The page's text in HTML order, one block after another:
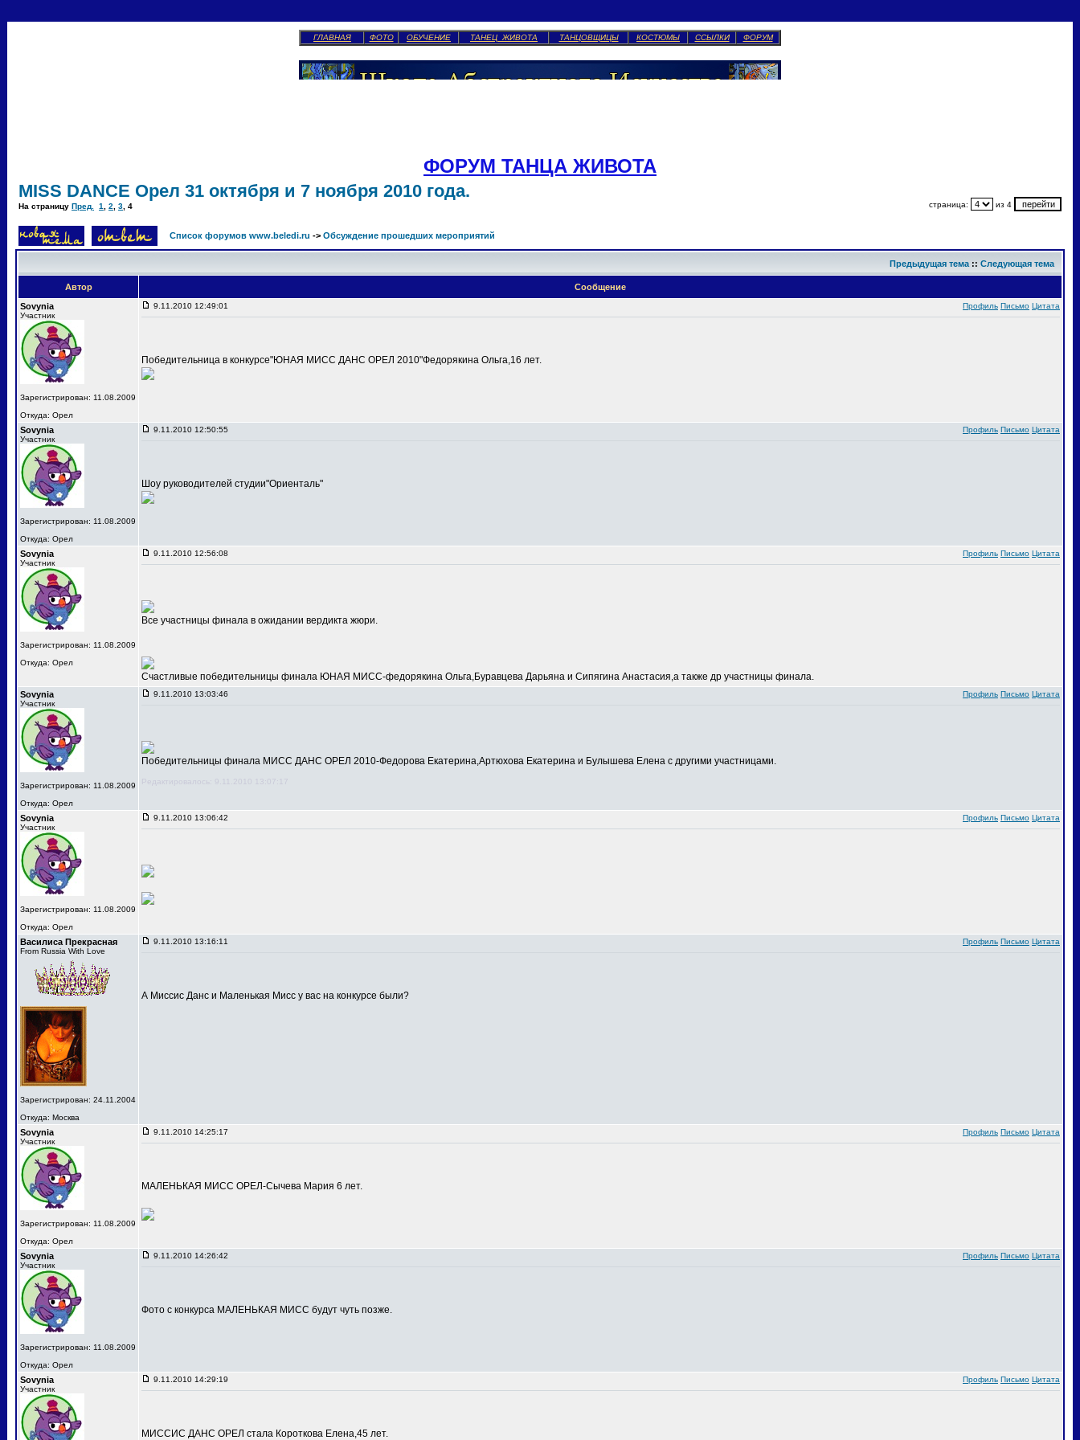
ГЛАВНАЯ ФОТО ОБУЧЕНИЕ ТАНЕЦ ЖИВОТА ТАНЦОВЩИЦЫ КОСТЮМЫ ССЫЛКИ ФОРУМ
ФОРУМ ТАНЦА ЖИВОТА
MISS DANCE Орел 31 октября и 7 ноября 2010 года.
На страницу Пред. 1 2 3 4 страница: из 4
Список форумов www.beledi.ru -> Обсуждение прошедших мероприятий
Предыдущая тема :: Следующая тема
Автор
Сообщение
Sovynia
Участник
Зарегистрирован: 11.08.2009
Откуда: Орел
9.11.2010 12:49:01 Профиль Письмо Цитата
Победительница в конкурсе"ЮНАЯ МИСС ДАНС ОРЕЛ 2010"Федорякина Ольга,16 лет.
Sovynia
Участник
Зарегистрирован: 11.08.2009
Откуда: Орел
9.11.2010 12:50:55 Профиль Письмо Цитата
Шоу руководителей студии"Ориенталь"
Sovynia
Участник
Зарегистрирован: 11.08.2009
Откуда: Орел
9.11.2010 12:56:08 Профиль Письмо Цитата
Все участницы финала в ожидании вердикта жюри.
Счастливые победительницы финала ЮНАЯ МИСС-федорякина Ольга,Буравцева Дарьяна и Сипягина Анастасия,а также др участницы финала.
Sovynia
Участник
Зарегистрирован: 11.08.2009
Откуда: Орел
9.11.2010 13:03:46 Профиль Письмо Цитата
Победительницы финала МИСС ДАНС ОРЕЛ 2010-Федорова Екатерина,Артюхова Екатерина и Булышева Елена с другими участницами.
Редактировалось: 9.11.2010 13:07:17
Sovynia
Участник
Зарегистрирован: 11.08.2009
Откуда: Орел
9.11.2010 13:06:42 Профиль Письмо Цитата
Василиса Прекрасная
From Russia With Love
Зарегистрирован: 24.11.2004
Откуда: Москва
9.11.2010 13:16:11 Профиль Письмо Цитата
А Миссис Данс и Маленькая Мисс у вас на конкурсе были?
Sovynia
Участник
Зарегистрирован: 11.08.2009
Откуда: Орел
9.11.2010 14:25:17 Профиль Письмо Цитата
МАЛЕНЬКАЯ МИСС ОРЕЛ-Сычева Мария 6 лет.
Sovynia
Участник
Зарегистрирован: 11.08.2009
Откуда: Орел
9.11.2010 14:26:42 Профиль Письмо Цитата
Фото с конкурса МАЛЕНЬКАЯ МИСС будут чуть позже.
Sovynia
Участник
9.11.2010 14:29:19 Профиль Письмо Цитата
МИССИС ДАНС ОРЕЛ стала Короткова Елена,45 лет.